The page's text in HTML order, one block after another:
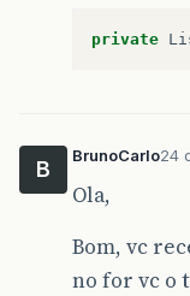
private
B
BrunoCarlo24
Ola,
Bom, vc
no for vc o